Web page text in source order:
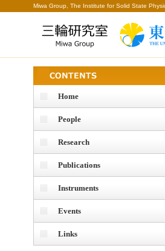
Miwa Group, The Institute for Solid State
Home
People
Research
Publications
Instruments
Events
Links